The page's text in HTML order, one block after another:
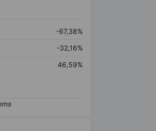
-67,38%
-32,16%
46,59%